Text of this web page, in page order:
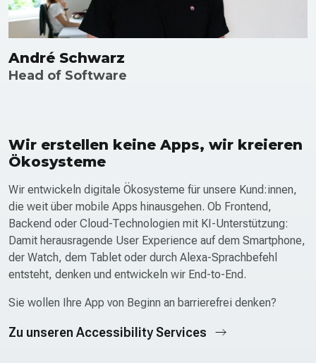
André Schwarz
Head of Software
Wir erstellen keine Apps, wir kreieren
Ökosysteme
Wir entwickeln digitale Öko­systeme für unsere Kund:innen,
die weit über mobile Apps hinausgehen. Ob Frontend,
Backend oder Cloud-Technologien mit KI-Unterstützung:
Damit herausragende User Experience auf dem Smartphone,
der Watch, dem Tablet oder durch Alexa-Sprachbefehl
entsteht, denken und entwickeln wir End-to-End.
Sie wollen Ihre App von Beginn an barrierefrei denken?
Zu unseren Accessibility Services